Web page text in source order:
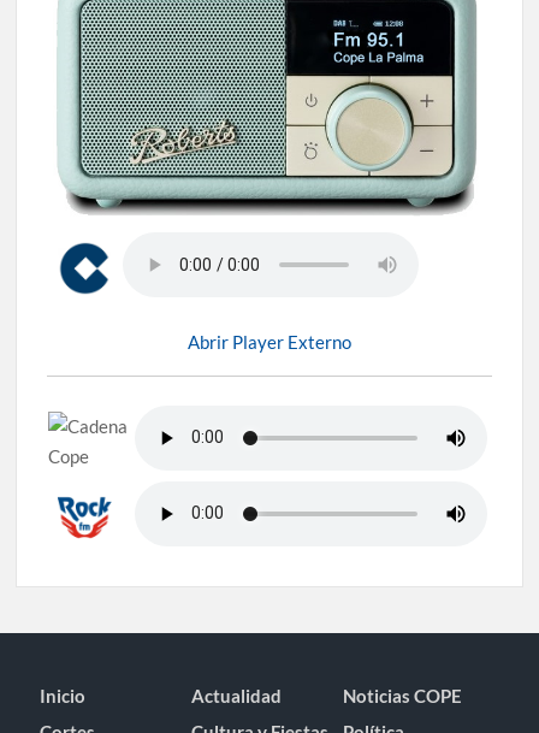
Abrir Player Externo
Inicio Actualidad
Noticias COPE